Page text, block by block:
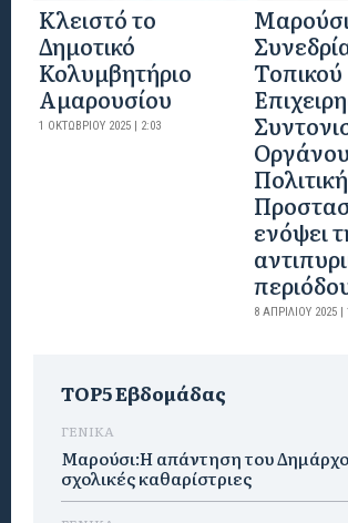
Κλειστό το
Δημοτικό
Κολυμβητήριο
Αμαρουσίου
1 ΟΚΤΩΒΡΊΟΥ 2025 | 2:03
Τοπικού
Οργάνου
ενόψει
8 ΑΠΡΙΛΊΟΥ 2025 |
TOP5 Εβδομάδας
ΓΕΝΙΚΑ
Μαρούσι:Η απάντηση του
σχολικές καθαρίστριες